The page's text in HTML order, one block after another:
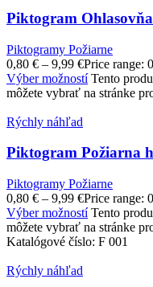
Piktogram
Piktogramy Požiarne
0,80 € – 9,99 €Price range:
Výber možností Tento
môžete vybrať na stránke
Rýchly náhľad
Piktogram Požiarna
Piktogramy Požiarne
0,80 € – 9,99 €Price range:
Výber možností Tento
môžete vybrať na stránke
Katalógové číslo: F 001
Rýchly náhľad